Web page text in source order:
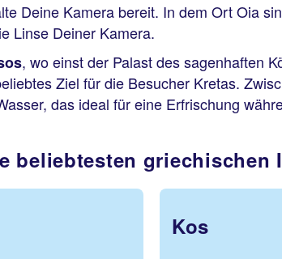
Deine Kamera bereit. In dem Ort Oia
Linse Deiner Kamera.
, wo einst der Palast des sagenhaften
Ziel für die Besucher Kretas.
das ideal für eine Erfrischung
beliebtesten griechischen
Kos